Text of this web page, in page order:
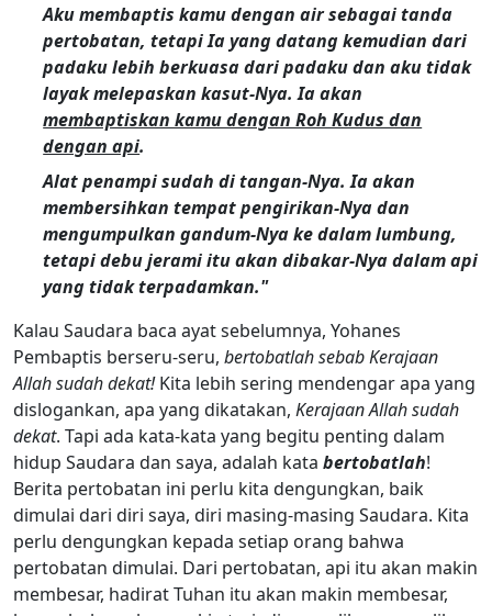
Aku membaptis kamu dengan air sebagai tanda
pertobatan, tetapi Ia yang datang kemudian dari
padaku lebih berkuasa dari padaku dan aku tidak
layak melepaskan kasut-Nya. Ia akan
membaptiskan kamu dengan Roh Kudus dan
dengan api.
Alat penampi sudah di tangan-Nya. Ia akan
membersihkan tempat pengirikan-Nya dan
mengumpulkan gandum-Nya ke dalam lumbung,
tetapi debu jerami itu akan dibakar-Nya dalam api
yang tidak terpadamkan."
Kalau Saudara baca ayat sebelumnya, Yohanes
Pembaptis berseru-seru, bertobatlah sebab Kerajaan
Allah sudah dekat!Kita lebih sering mendengar apa yang
dislogankan, apa yang dikatakan, Kerajaan Allah sudah
dekat. Tapi ada kata-kata yang begitu penting dalam
hidup Saudara dan saya, adalah kata bertobatlah!
Berita pertobatan ini perlu kita dengungkan, baik
dimulai dari diri saya, diri masing-masing Saudara. Kita
perlu dengungkan kepada setiap orang bahwa
pertobatan dimulai. Dari pertobatan, api itu akan makin
membesar, hadirat Tuhan itu akan makin membesar,